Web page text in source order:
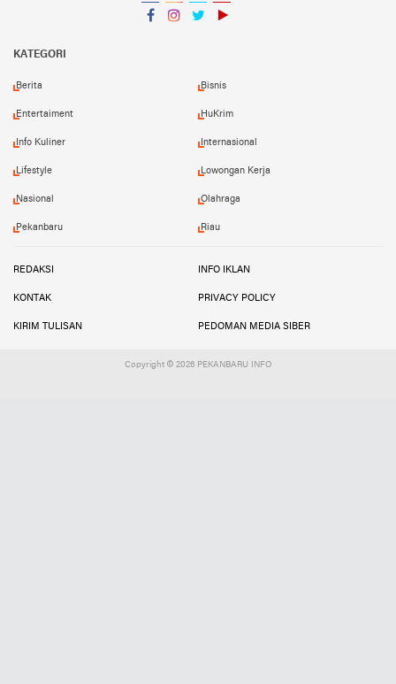
KATEGORI
Berita Bisnis
Entertaiment HuKrim
Info Kuliner Internasional
Lifestyle Lowongan Kerja
Nasional Olahraga
Pekanbaru Riau
REDAKSI INFO IKLAN
KONTAK PRIVACY POLICY
KIRIM TULISAN PEDOMAN MEDIA SIBER
Copyright © 2026 PEKANBARU INFO